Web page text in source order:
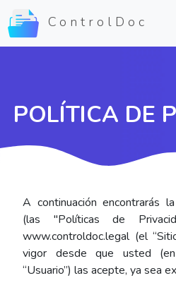
ControlDoc
POLÍTICA DE
A continuación encontrarás
(las "Políticas de
www.controldoc.legal (el
vigor desde que usted
“Usuario”) las acepte, ya sea